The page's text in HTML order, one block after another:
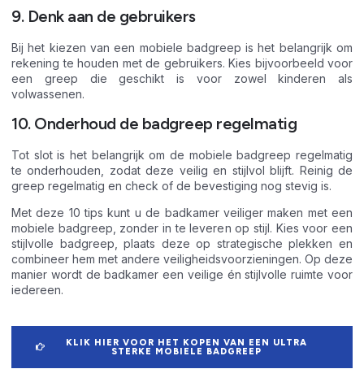
9. Denk aan de gebruikers
Bij het kiezen van een mobiele badgreep is het belangrijk om
rekening te houden met de gebruikers. Kies bijvoorbeeld voor
een greep die geschikt is voor zowel kinderen als
volwassenen.
10. Onderhoud de badgreep regelmatig
Tot slot is het belangrijk om de mobiele badgreep regelmatig
te onderhouden, zodat deze veilig en stijlvol blijft. Reinig de
greep regelmatig en check of de bevestiging nog stevig is.
Met deze 10 tips kunt u de badkamer veiliger maken met een
mobiele badgreep, zonder in te leveren op stijl. Kies voor een
stijlvolle badgreep, plaats deze op strategische plekken en
combineer hem met andere veiligheidsvoorzieningen. Op deze
manier wordt de badkamer een veilige én stijlvolle ruimte voor
iedereen.
KLIK HIER VOOR HET KOPEN VAN EEN ULTRA
STERKE MOBIELE BADGREEP